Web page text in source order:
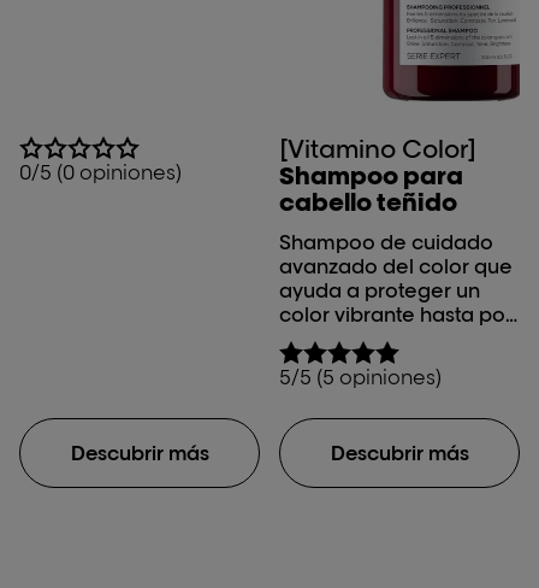
0/5 (0 opiniones)
Descubrir más
[Vitamino Color]
Shampoo para
cabello teñido
Shampoo de cuidado
avanzado del color que
ayuda a proteger un
color vibrante hasta por
50 días.* *1Prueba
instrumental con el
sistema completo de
Spectrum
5/5 (5 opiniones)
Descubrir más